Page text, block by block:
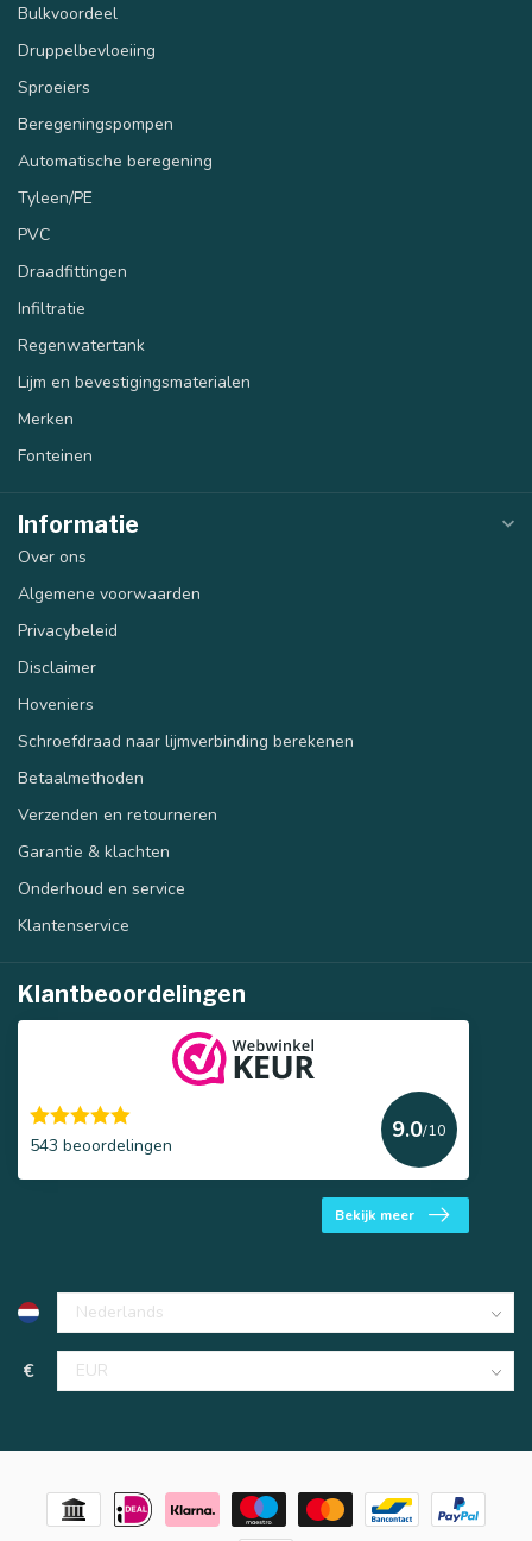
Bulkvoordeel
Druppelbevloeiing
Sproeiers
Beregeningspompen
Automatische beregening
Tyleen/PE
PVC
Draadfittingen
Infiltratie
Regenwatertank
Lijm en bevestigingsmaterialen
Merken
Fonteinen
Informatie
Over ons
Algemene voorwaarden
Privacybeleid
Disclaimer
Hoveniers
Schroefdraad naar lijmverbinding berekenen
Betaalmethoden
Verzenden en retourneren
Garantie & klachten
Onderhoud en service
Klantenservice
Klantbeoordelingen
543 beoordelingen
9.0/10
Bekijk meer
€